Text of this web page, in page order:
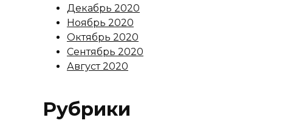
Декабрь 2020
Ноябрь 2020
Октябрь 2020
Сентябрь 2020
Август 2020
Рубрики